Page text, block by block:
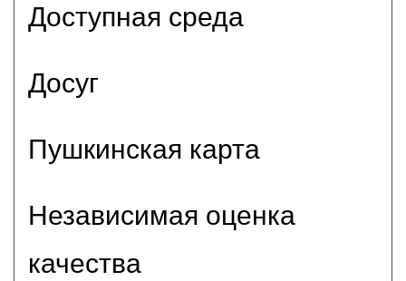
Доступная среда
Досуг
Пушкинская карта
Независимая оценка
качества